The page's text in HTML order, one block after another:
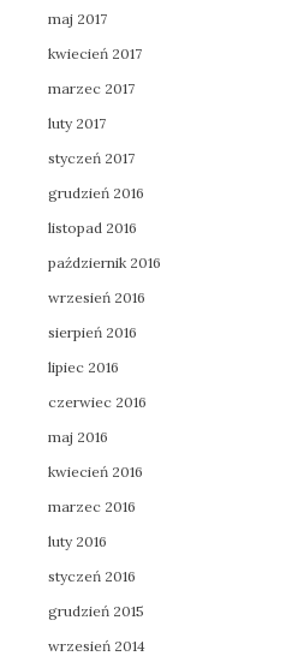
maj 2017
kwiecień 2017
marzec 2017
luty 2017
styczeń 2017
grudzień 2016
listopad 2016
październik 2016
wrzesień 2016
sierpień 2016
lipiec 2016
czerwiec 2016
maj 2016
kwiecień 2016
marzec 2016
luty 2016
styczeń 2016
grudzień 2015
wrzesień 2014